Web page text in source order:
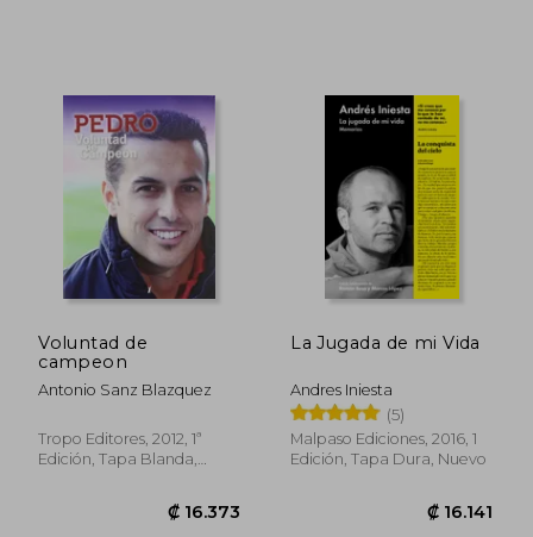
Voluntad de
campeon
Antonio Sanz Blazquez
Tropo Editores, 2012, 1ª
Edición, Tapa Blanda,
La Jugada de mi Vida
Andres Iniesta
(5)
Malpaso Ediciones, 2016, 1
Edición, Tapa Dura, Nuevo